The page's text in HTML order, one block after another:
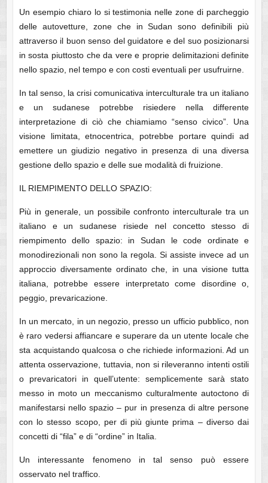
Un esempio chiaro lo si testimonia nelle zone di parcheggio
delle autovetture, zone che in Sudan sono definibili più
attraverso il buon senso del guidatore e del suo posizionarsi
in sosta piuttosto che da vere e proprie delimitazioni definite
nello spazio, nel tempo e con costi eventuali per usufruirne.
In tal senso, la crisi comunicativa interculturale tra un italiano
e un sudanese potrebbe risiedere nella differente
interpretazione di ciò che chiamiamo “senso civico”. Una
visione limitata, etnocentrica, potrebbe portare quindi ad
emettere un giudizio negativo in presenza di una diversa
gestione dello spazio e delle sue modalità di fruizione.
IL RIEMPIMENTO DELLO SPAZIO:
Più in generale, un possibile confronto interculturale tra un
italiano e un sudanese risiede nel concetto stesso di
riempimento dello spazio: in Sudan le code ordinate e
monodirezionali non sono la regola. Si assiste invece ad un
approccio diversamente ordinato che, in una visione tutta
italiana, potrebbe essere interpretato come disordine o,
peggio, prevaricazione.
In un mercato, in un negozio, presso un ufficio pubblico, non
è raro vedersi affiancare e superare da un utente locale che
sta acquistando qualcosa o che richiede informazioni. Ad un
attenta osservazione, tuttavia, non si rileveranno intenti ostili
o prevaricatori in quell’utente: semplicemente sarà stato
messo in moto un meccanismo culturalmente autoctono di
manifestarsi nello spazio – pur in presenza di altre persone
con lo stesso scopo, per di più giunte prima – diverso dai
concetti di “fila” e di “ordine” in Italia.
Un interessante fenomeno in tal senso può essere
osservato nel traffico.